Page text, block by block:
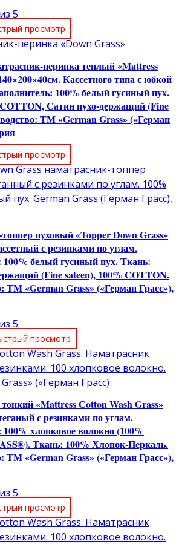
из 5
просмотр
перинка теплый «Mattress
Кассетного типа с юбкой
100% белый гусиный пух.
Сатин пухо-держащий (Fine
ТМ «German Grass» («Герман
просмотр
пуховый «Topper Down Grass»
с резинками по углам.
белый гусиный пух. Ткань:
(Fine sateen), 100% COTTON.
ТМ «German Grass» («Герман Грасс»),
из 5
просмотр
«Mattress Сotton Wash Grass»
с резинками по углам.
хлопковое волокно (100%
Ткань: 100% Хлопок-Перкаль.
ТМ «German Grass» («Герман Грасс»),
из 5
просмотр